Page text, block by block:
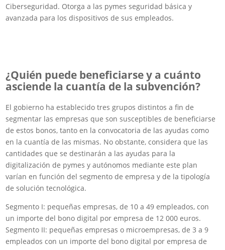
Ciberseguridad. Otorga a las pymes seguridad básica y
avanzada para los dispositivos de sus empleados.
¿Quién puede beneficiarse y a cuánto
asciende la cuantía de la subvención?
El gobierno ha establecido tres grupos distintos a fin de
segmentar las empresas que son susceptibles de beneficiarse
de estos bonos, tanto en la convocatoria de las ayudas como
en la cuantía de las mismas. No obstante, considera que las
cantidades que se destinarán a las ayudas para la
digitalización de pymes y autónomos mediante este plan
varían en función del segmento de empresa y de la tipología
de solución tecnológica.
Segmento I: pequeñas empresas, de 10 a 49 empleados, con
un importe del bono digital por empresa de 12 000 euros.
Segmento II: pequeñas empresas o microempresas, de 3 a 9
empleados con un importe del bono digital por empresa de